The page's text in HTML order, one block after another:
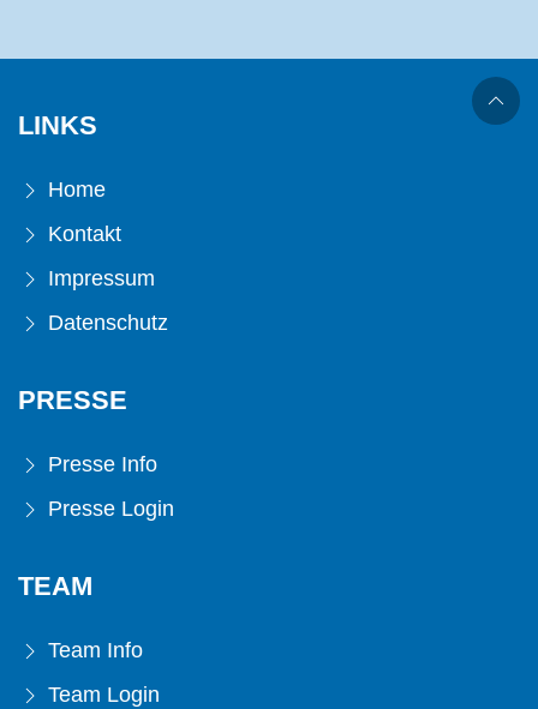
LINKS
Home
Kontakt
Impressum
Datenschutz
PRESSE
Presse Info
Presse Login
TEAM
Team Info
Team Login